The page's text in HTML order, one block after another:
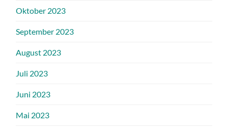
Oktober 2023
September 2023
August 2023
Juli 2023
Juni 2023
Mai 2023